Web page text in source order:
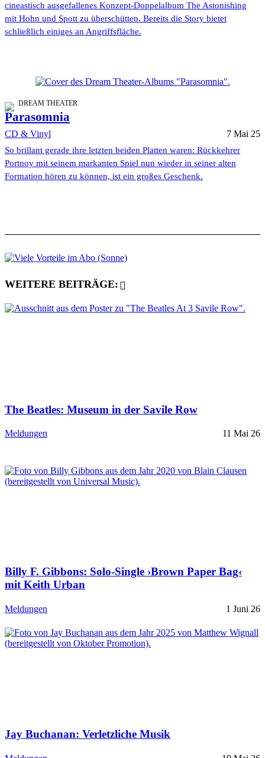
cineastisch ausgefallenes Konzept-Doppelalbum The Astonishing
mit Hohn und Spott zu überschütten. Bereits die Story bietet
schließlich einiges an Angriffsfläche.
DREAM THEATER
Parasomnia
CD & Vinyl 7 Mai 25
So brillant gerade ihre letzten beiden Platten waren: Rückkehrer
Portnoy mit seinem markanten Spiel nun wieder in seiner alten
Formation hören zu können, ist ein großes Geschenk.
WEITERE BEITRÄGE:
The Beatles: Museum in der Savile Row
Meldungen 11 Mai 26
Billy F. Gibbons: Solo-Single ›Brown Paper Bag‹
mit Keith Urban
Meldungen 1 Juni 26
Jay Buchanan: Verletzliche Musik